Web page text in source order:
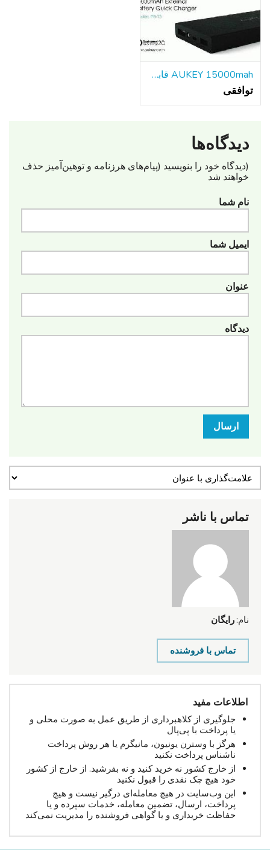
AUKEY 15000mah قابل حمل باتری خارجی بانک شارژر سریع
توافقی
دیدگاه‌ها
(دیدگاه خود را بنویسید (پیام‌های هرزنامه‌ و توهین‌آمیز حذف
خواهند شد
نام شما
ایمیل شما
عنوان
دیدگاه
ارسال
تماس با ناشر
نام: رایگان
تماس با فروشنده
اطلاعات مفید
جلوگیری از کلاهبرداری از طریق عمل به صورت محلی و
یا پرداخت با پی‌پال
هرگز با وسترن یونیون، مانیگرم یا هر روش پرداخت
ناشناس پرداخت نکنید
از خارج کشور نه خرید کنید و نه بفرشید. از خارج از کشور
خود هیچ چک نقدی را قبول نکنید
این وب‌سایت در هیچ معامله‌ای درگیر نیست و هیچ
پرداخت، ارسال، تضمین معامله، خدمات سپرده و یا
حفاظت خریداری و یا گواهی فروشنده را مدیریت نمی‌کند